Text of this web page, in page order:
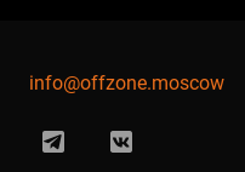
info@offzone.moscow